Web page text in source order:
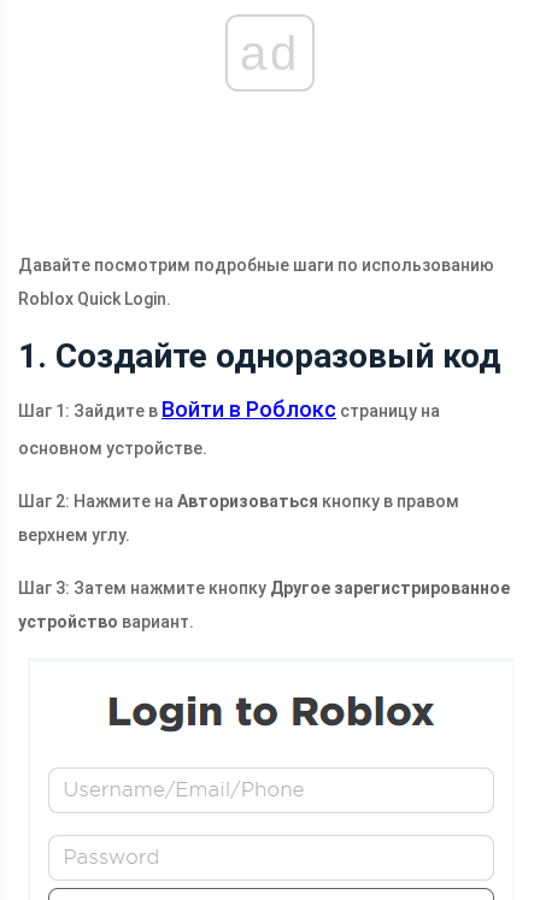
ad
Давайте посмотрим подробные шаги по использованию
Roblox Quick Login.
1. Создайте одноразовый код
Шаг 1: Зайдите в Войти в Роблокс страницу на
основном устройстве.
Шаг 2: Нажмите на Авторизоваться кнопку в правом
верхнем углу.
Шаг 3: Затем нажмите кнопку Другое зарегистрированное
устройство вариант.